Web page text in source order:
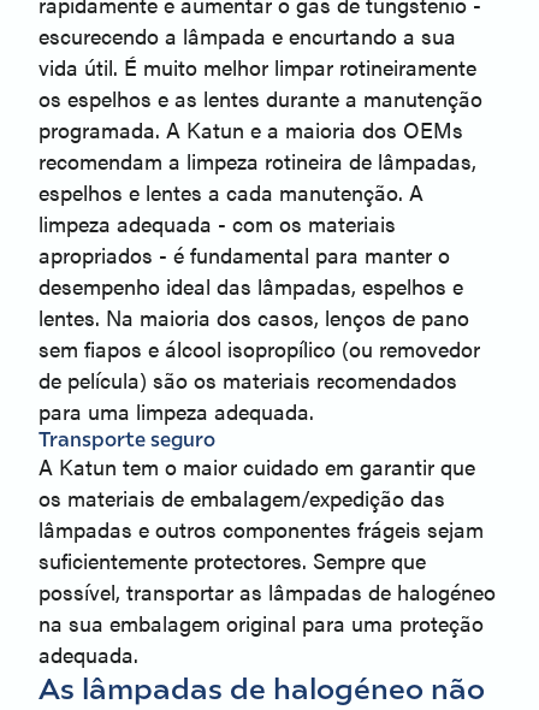
escurecendo a lâmpada e encurtando a sua
vida útil. É muito melhor limpar rotineiramente
os espelhos e as lentes durante a manutenção
programada. A Katun e a maioria dos OEMs
recomendam a limpeza rotineira de lâmpadas,
espelhos e lentes a cada manutenção. A
limpeza adequada - com os materiais
apropriados - é fundamental para manter o
desempenho ideal das lâmpadas, espelhos e
lentes. Na maioria dos casos, lenços de pano
sem fiapos e álcool isopropílico (ou removedor
de película) são os materiais recomendados
para uma limpeza adequada.
Transporte seguro
A Katun tem o maior cuidado em garantir que
os materiais de embalagem/expedição das
lâmpadas e outros componentes frágeis sejam
suficientemente protectores. Sempre que
possível, transportar as lâmpadas de halogéneo
na sua embalagem original para uma proteção
adequada.
As lâmpadas de halogéneo não